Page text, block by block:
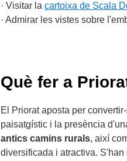
· Visitar la cartoixa de Scala
· Admirar les vistes sobre
Què fer a
El Priorat aposta per
paisatgístic i la presència
antics camins rurals, així
diversificada i atractiva.